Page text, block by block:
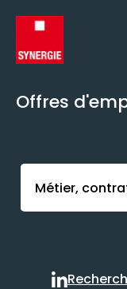
Offres
Activer